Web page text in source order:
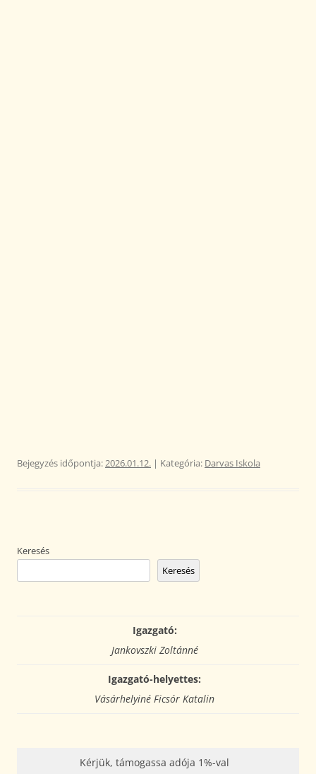
Bejegyzés időpontja:2026.01.12. | Kategória: Darvas Iskola
Keresés
Keresés
Igazgató:
Jankovszki Zoltánné
Igazgató-helyettes:
Vásárhelyiné Ficsór Katalin
Kérjük, támogassa adója 1%-val